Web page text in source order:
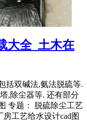
大全_土木在
括双碱法,氨法脱硫等.
,除尘器等. 还有部分
专题： 脱硫除尘工艺
工艺给水设计cad图